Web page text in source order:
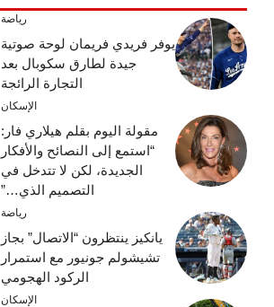
رياضة
يوفر فريدي فريمان لوحة صوتية
جيدة لطارق سكوبال بعد
التجارة الرائجة
الإسكان
مقولة اليوم بقلم هيلاري فار:
“استمع إلى النصائح والأفكار
الجديدة، لكن لا تتدخل في
التصميم الذي…”
رياضة
يانكيز ينتظرون “الاتصال” بجاز
تشيشولم جونيور مع استمرار
الركود الهجومي
الإسكان